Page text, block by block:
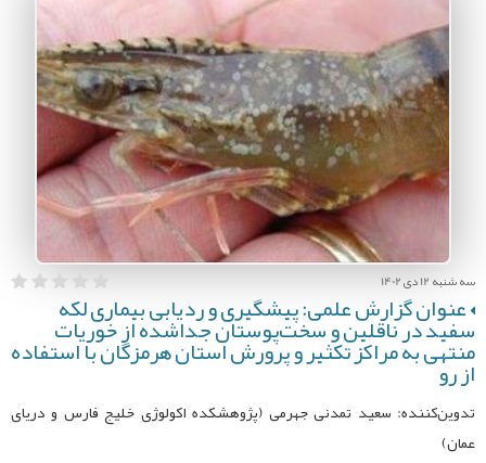
سه شنبه 12 دی 1402
عنوان گزارش علمی: پیشگیری و ردیابی بیماری لکه
سفید در ناقلین و سخت‌پوستان جداشده از خوریات
منتهی به مراکز تکثیر و پرورش استان هرمزگان با استفاده
از رو
تدوین‌کننده: سعید تمدنی جهرمی (پژوهشکده اکولوژی خلیج فارس و دریای
عمان)